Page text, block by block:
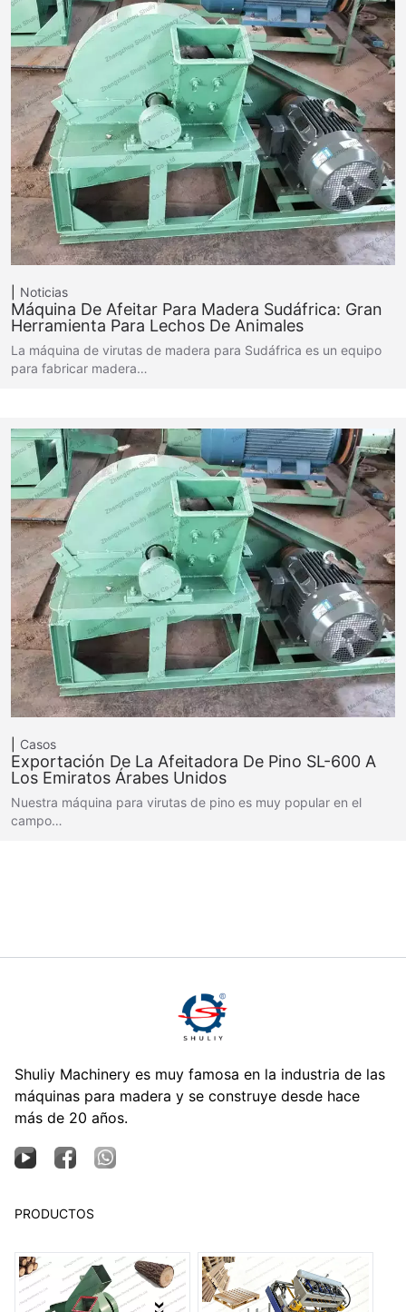
Noticias
Máquina De Afeitar Para Madera Sudáfrica: Gran
Herramienta Para Lechos De Animales
La máquina de virutas de madera para Sudáfrica es un equipo
para fabricar madera…
Casos
Exportación De La Afeitadora De Pino SL-600 A
Los Emiratos Árabes Unidos
Nuestra máquina para virutas de pino es muy popular en el
campo…
Shuliy Machinery es muy famosa en la industria de las
máquinas para madera y se construye desde hace
más de 20 años.
PRODUCTOS